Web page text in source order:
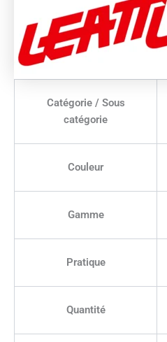
Catégorie / Sous
catégorie
Couleur
Gamme
Pratique
Quantité